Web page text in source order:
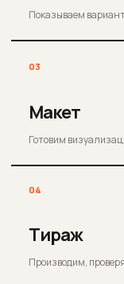
Показываем
03
Макет
Готовим
04
Тираж
Производим,